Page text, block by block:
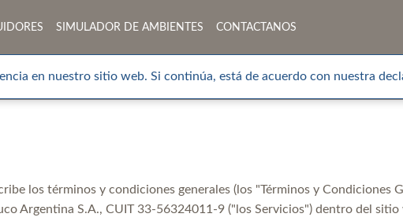
SIMULADOR DE AMBIENTES CONTACTANOS
en nuestro sitio web. Si continúa, está de acuerdo con nuestra
los términos y condiciones generales (los "Términos y Condiciones
Argentina S.A., CUIT 33-56324011-9 ("los Servicios") dentro del sitio